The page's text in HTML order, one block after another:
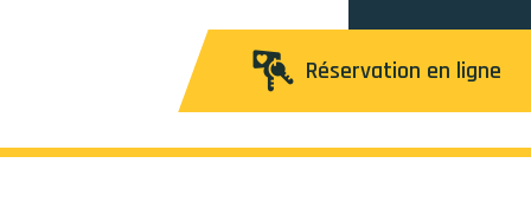
Réservation en ligne